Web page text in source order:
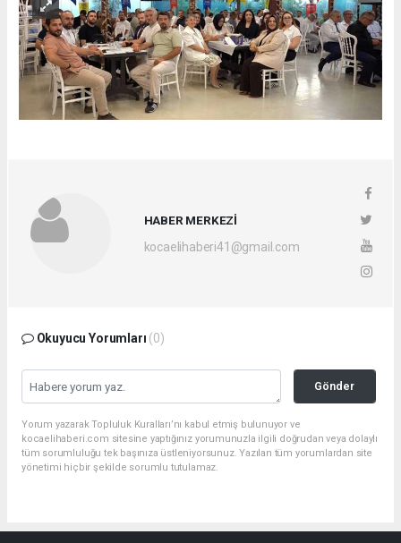
HABER MERKEZİ
kocaelihaberi41@gmail.com
Okuyucu Yorumları (0)
Gönder
Yorum yazarak Topluluk Kuralları’nı kabul etmiş bulunuyor ve
kocaelihaberi.com sitesine yaptığınız yorumunuzla ilgili doğrudan veya dolaylı
tüm sorumluluğu tek başınıza üstleniyorsunuz. Yazılan tüm yorumlardan site
yönetimi hiçbir şekilde sorumlu tutulamaz.